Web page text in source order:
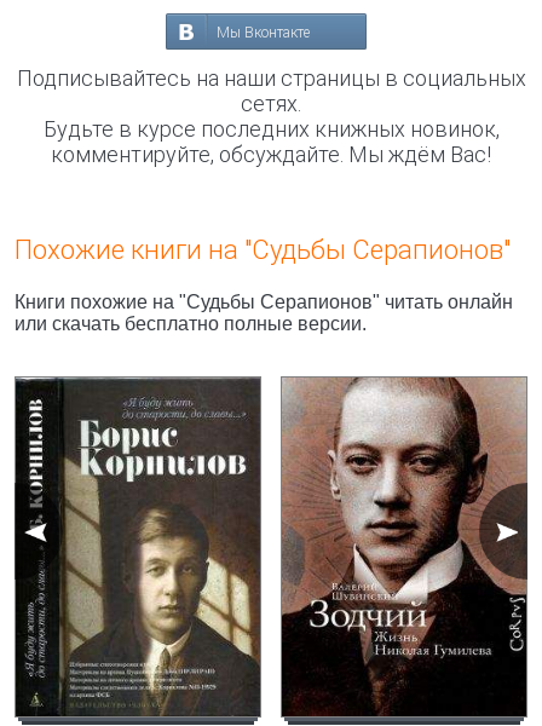
Мы Вконтакте
Подписывайтесь на наши страницы в социальных
сетях.
Будьте в курсе последних книжных новинок,
комментируйте, обсуждайте. Мы ждём Вас!
Похожие книги на "Судьбы Серапионов"
Книги похожие на "Судьбы Серапионов" читать онлайн
или скачать бесплатно полные версии.